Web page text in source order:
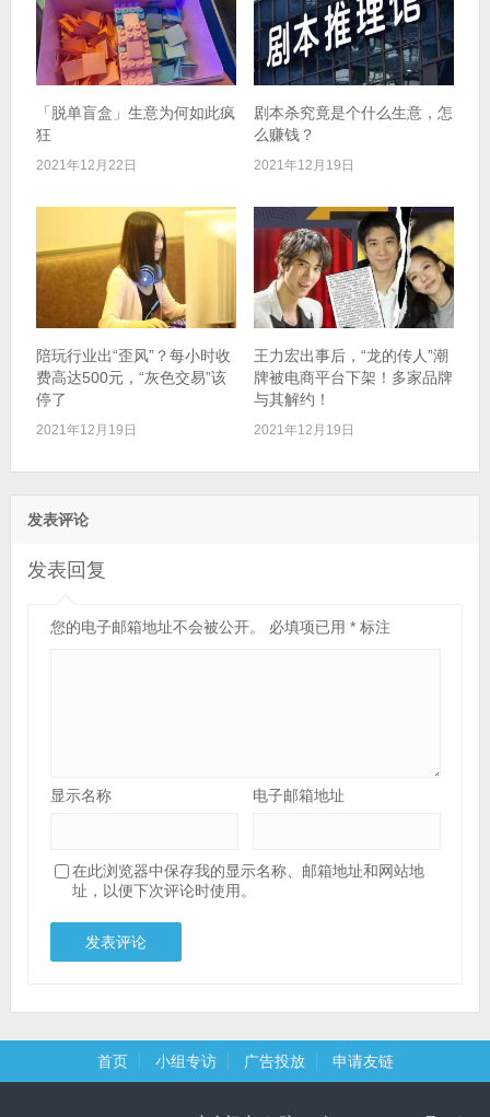
「脱单盲盒」生意为何如此疯
狂​
2021年12月22日
剧本杀究竟是个什么生意，怎
么赚钱？
2021年12月19日
陪玩行业出“歪风”？每小时收
费高达500元，“灰色交易”该
停了
2021年12月19日
王力宏出事后，“龙的传人”潮
牌被电商平台下架！多家品牌
与其解约！
2021年12月19日
发表评论
发表回复
您的电子邮箱地址不会被公开。 必填项已用 *标注
显示名称 电子邮箱地址
在此浏览器中保存我的显示名称、邮箱地址和网站地
址，以便下次评论时使用。
首页 小组专访 广告投放 申请友链